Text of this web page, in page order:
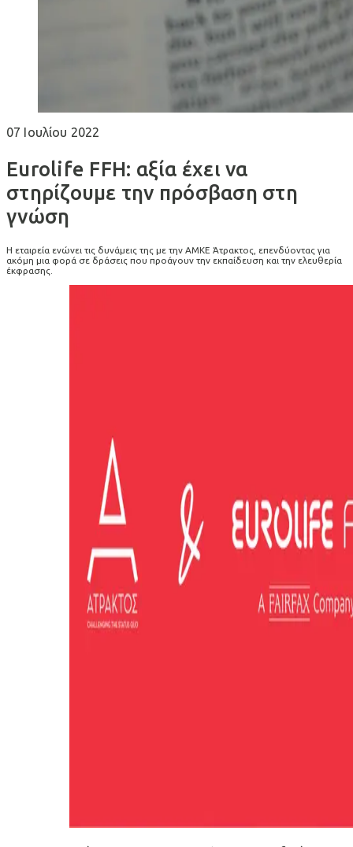
07 Ιουλίου 2022
Eurolife FFH: αξία έχει να
στηρίζουμε την πρόσβαση στη
γνώση
Η εταιρεία ενώνει τις δυνάμεις της με την ΑΜΚΕ Άτρακτος, επενδύοντας για
ακόμη μια φορά σε δράσεις που προάγουν την εκπαίδευση και την ελευθερία
έκφρασης.